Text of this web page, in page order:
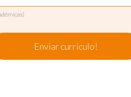
Enviar currículo!